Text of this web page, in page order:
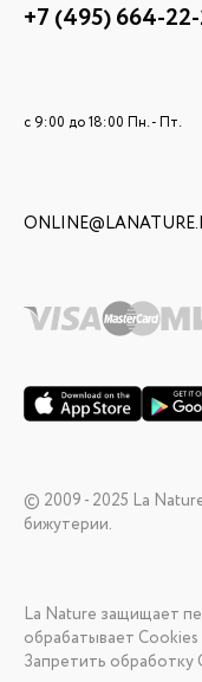
+7 (495) 664-
c 9:00 до 18:00 Пн. - Пт.
© 2009 - 2025 La
бижутерии.
La Nature защищает
обрабатывает
Запретить обработку